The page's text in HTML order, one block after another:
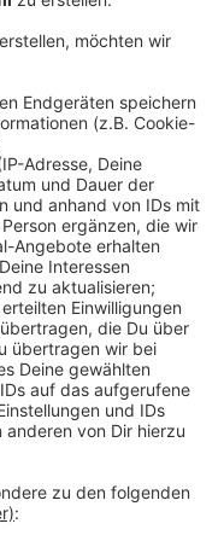
Nachmittag (12.
116
sollen günstig zu
dort eine Azubi-WG
Grundstück ein
werden, weil es
Im Moment
Bad gebaut. Das
sein.